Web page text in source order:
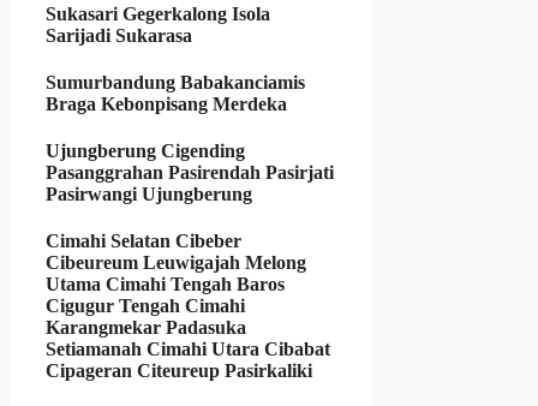
Sukasari Gegerkalong Isola
Sarijadi Sukarasa
Sumurbandung Babakanciamis
Braga Kebonpisang Merdeka
Ujungberung Cigending
Pasanggrahan Pasirendah Pasirjati
Pasirwangi Ujungberung
Cimahi Selatan Cibeber
Cibeureum Leuwigajah Melong
Utama Cimahi Tengah Baros
Cigugur Tengah Cimahi
Karangmekar Padasuka
Setiamanah Cimahi Utara Cibabat
Cipageran Citeureup Pasirkaliki